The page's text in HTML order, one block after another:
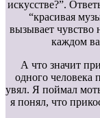
искусстве?”.
“красивая
вызывает чувство
каждом
А что значит
одного человека
увял. Я поймал
я понял, что